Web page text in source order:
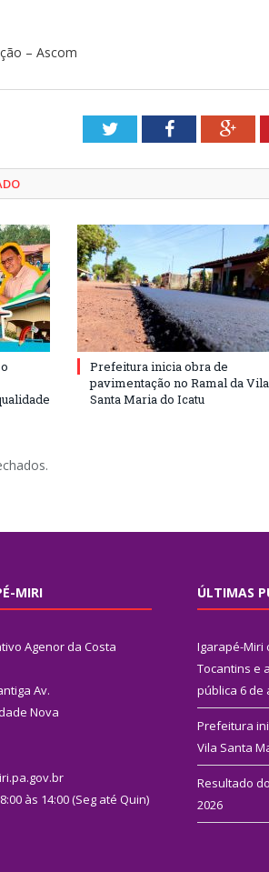
– Ascom
TwitterFacebook
Prefeitura inicia obra de
pavimentação no Ramal da Vila
Santa Maria do Icatu
MIRI
Agenor da Costa
Av.
Nova
às 14:00 (Seg até Quin)
ÚLTIMAS
Igarapé-Miri
Tocantins e
pública 6 de
Prefeitura
Vila Santa
Resultado do
2026